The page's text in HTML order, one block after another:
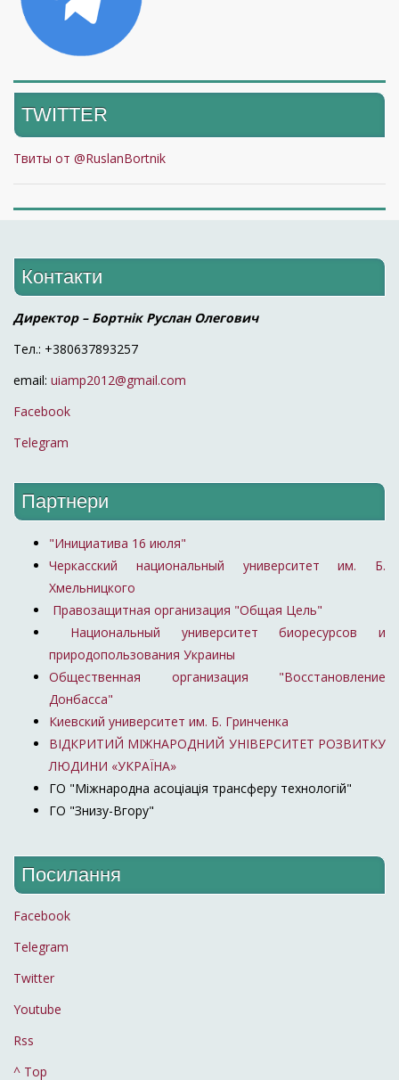
TWITTER
Твиты от @RuslanBortnik
Контакти
Директор – Бортнік Руслан Олегович
Тел.: +380637893257
email: uiamp2012@gmail.com
Facebook
Telegram
Партнери
"Инициатива 16 июля"
Черкасский национальный университет им. Б.
Хмельницкого
Правозащитная организация "Общая Цель"
Национальный университет биоресурсов и
природопользования Украины
Общественная организация "Восстановление
Донбасса"
Киевский университет им. Б. Гринченка
ВІДКРИТИЙ МІЖНАРОДНИЙ УНІВЕРСИТЕТ РОЗВИТКУ
ЛЮДИНИ «УКРАЇНА»
ГО "Міжнародна асоціація трансферу технологій"
ГО "Знизу-Вгору"
Посилання
Facebook
Telegram
Twitter
Youtube
Rss
^ Top